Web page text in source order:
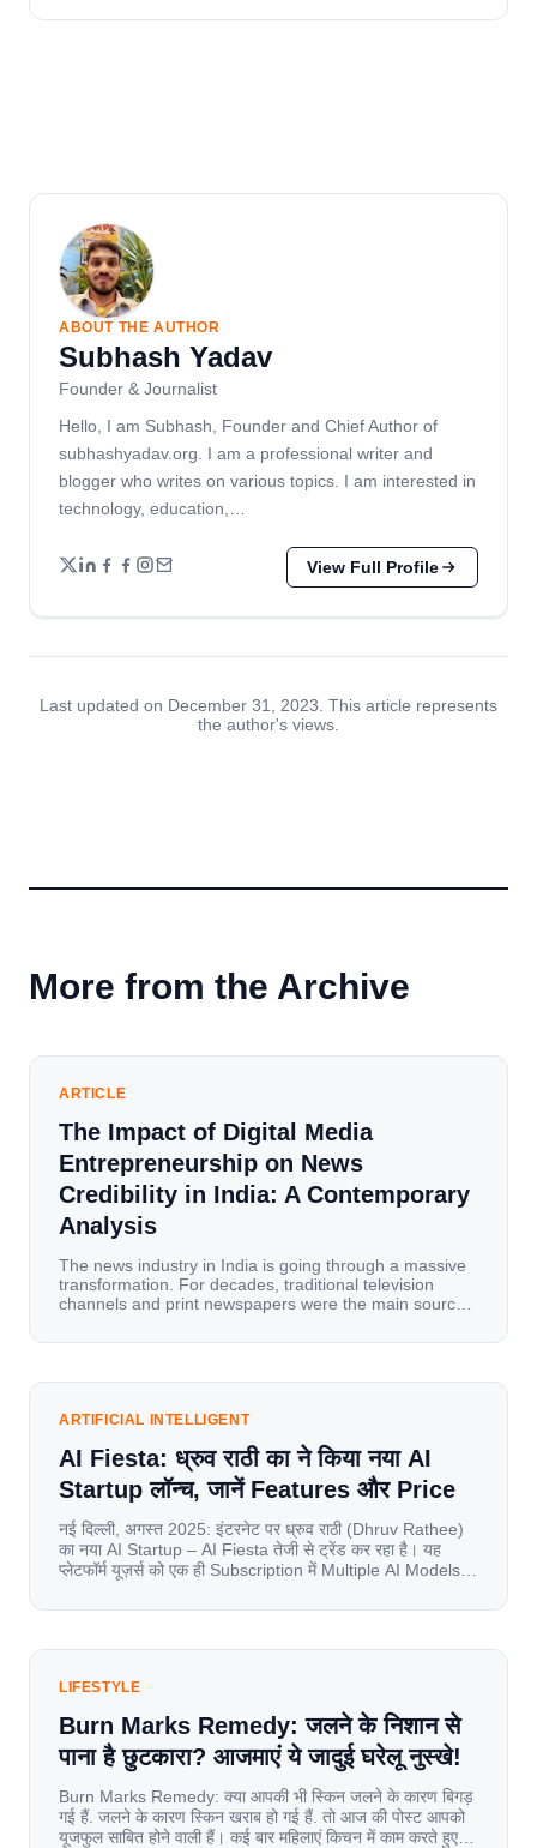
ABOUT THE AUTHOR
Subhash Yadav
Founder & Journalist
Hello, I am Subhash, Founder and Chief Author of
subhashyadav.org. I am a professional writer and
blogger who writes on various topics. I am interested in
technology, education,…
View Full Profile
Last updated on December 31, 2023. This article represents
the author's views.
More from the Archive
ARTICLE
The Impact of Digital Media
Entrepreneurship on News
Credibility in India: A Contemporary
Analysis
The news industry in India is going through a massive
transformation. For decades, traditional television
channels and print newspapers were the main sources
mobile data, affordable smartphones, and high-speed
has become a mobile-first market where consumers
ARTIFICIAL INTELLIGENT
AI Fiesta: ध्रुव राठी का ने किया नया AI
Startup लॉन्च, जानें Features और Price
नई दिल्ली, अगस्त 2025: इंटरनेट पर ध्रुव राठी (Dhruv Rathee)
का नया AI Startup – AI Fiesta तेजी से ट्रेंड कर रहा है। यह
प्लेटफॉर्म यूज़र्स को एक ही Subscription में Multiple AI Models
यूज़र्स का जबरदस्त रिस्पॉन्स लॉन्च के तुरंत […]
LIFESTYLE
Burn Marks Remedy: जलने के निशान से
पाना है छुटकारा? आजमाएं ये जादुई घरेलू नुस्खे!
Burn Marks Remedy: क्या आपकी भी स्किन जलने के कारण बिगड़
गई हैं. जलने के कारण स्किन खराब हो गई हैं. तो आज की पोस्ट आपको
यूजफुल साबित होने वाली हैं। कई बार महिलाएं किचन में काम करते हुए